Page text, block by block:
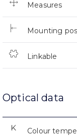
Measures
Mounting
Linkable
Optical data
Colour